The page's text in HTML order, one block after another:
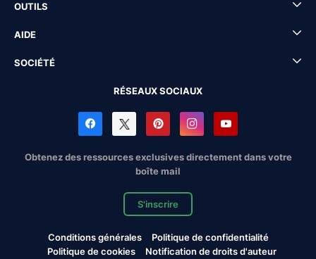
OUTILS
AIDE
SOCIÉTÉ
RÉSEAUX SOCIAUX
Obtenez des ressources exclusives directement dans votre
boîte mail
S'inscrire
Conditions générales
Politique de confidentialité
Politique de cookies
Notification de droits d'auteur